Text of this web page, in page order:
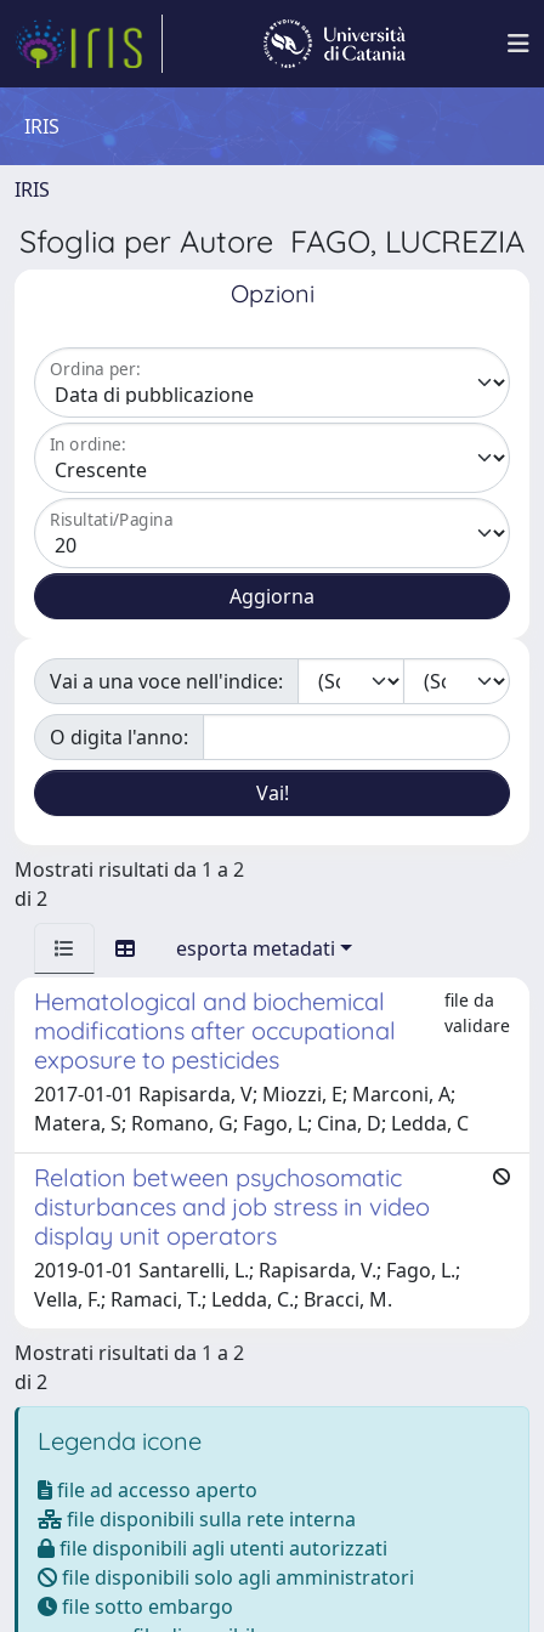
IRIS
IRIS
Sfoglia per Autore FAGO, LUCREZIA
Opzioni
Ordina per:
In ordine:
Risultati/Pagina
Vai a una voce nell'indice:
O digita l'anno:
Mostrati risultati da 1 a 2
di 2
esporta metadati
Hematological and biochemical
modifications after occupational
exposure to pesticides
file da
validare
2017-01-01 Rapisarda, V; Miozzi, E; Marconi, A;
Matera, S; Romano, G; Fago, L; Cina, D; Ledda, C
Relation between psychosomatic
disturbances and job stress in video
display unit operators
2019-01-01 Santarelli, L.; Rapisarda, V.; Fago, L.;
Vella, F.; Ramaci, T.; Ledda, C.; Bracci, M.
Mostrati risultati da 1 a 2
di 2
Legenda icone
file ad accesso aperto
file disponibili sulla rete interna
file disponibili agli utenti autorizzati
file disponibili solo agli amministratori
file sotto embargo